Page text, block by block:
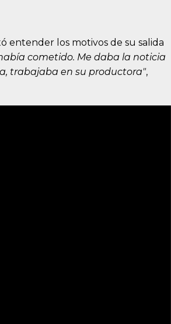
entender los motivos de su salida
cometido. Me daba la noticia
trabajaba en su productora",